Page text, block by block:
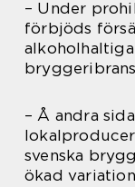
– Under
förbjöds
– Å andra
svenska
ökad